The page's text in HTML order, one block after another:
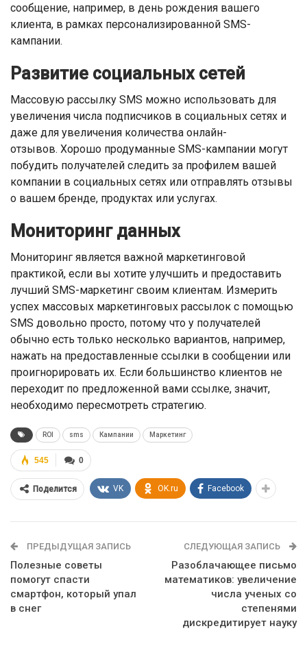
сообщение, например, в день рождения вашего
клиента, в рамках персонализированной SMS-
кампании.
Развитие социальных сетей
Массовую рассылку SMS можно использовать для
увеличения числа подписчиков в социальных сетях и
даже для увеличения количества онлайн-
отзывов. Хорошо продуманные SMS-кампании могут
побудить получателей следить за профилем вашей
компании в социальных сетях или отправлять отзывы
о вашем бренде, продуктах или услугах.
Мониторинг данных
Мониторинг является важной маркетинговой
практикой, если вы хотите улучшить и предоставить
лучший SMS-маркетинг своим клиентам. Измерить
успех массовых маркетинговых рассылок с помощью
SMS довольно просто, потому что у получателей
обычно есть только несколько вариантов, например,
нажать на предоставленные ссылки в сообщении или
проигнорировать их. Если большинство клиентов не
переходит по предложенной вами ссылке, значит,
необходимо пересмотреть стратегию.
ROI sms Кампании Маркетинг
0
545
Поделится VK OK.ru Facebook
ПРЕДЫДУЩАЯ ЗАПИСЬ
Полезные советы
помогут спасти
смартфон, который упал
в снег
СЛЕДУЮЩАЯ ЗАПИСЬ
Разоблачающее письмо
математиков: увеличение
числа ученых со
степенями
дискредитирует науку